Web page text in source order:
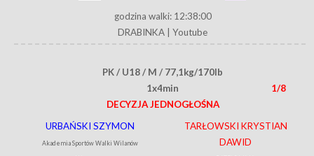
godzina walki: 12:38:00
DRABINKA
Youtube
PK / U18 / M / 77,1kg/170lb
1x4min
1/8
DECYZJA JEDNOGŁOŚNA
URBAŃSKI SZYMON
Akademia Sportów Walki Wilanów
TARŁOWSKI KRYSTIAN
DAWID